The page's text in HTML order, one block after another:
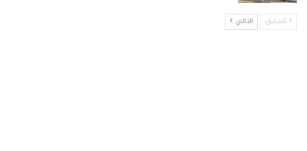
السابق التالي